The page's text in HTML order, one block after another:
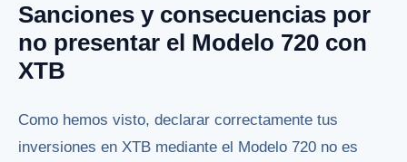
Sanciones y consecuencias por
no presentar el Modelo 720 con
XTB
Como hemos visto, declarar correctamente tus
inversiones en XTB mediante el Modelo 720 no es